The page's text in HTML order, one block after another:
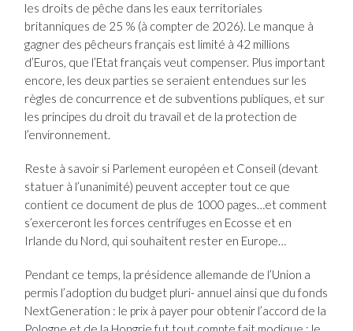
les droits de pêche dans les eaux territoriales
britanniques de 25 % (à compter de 2026). Le manque à
gagner des pêcheurs français est limité à 42 millions
d’Euros, que l’Etat français veut compenser. Plus important
encore, les deux parties se seraient entendues sur les
règles de concurrence et de subventions publiques, et sur
les principes du droit du travail et de la protection de
l’environnement.
Reste à savoir si Parlement européen et Conseil (devant
statuer à l’unanimité) peuvent accepter tout ce que
contient ce document de plus de 1000 pages…et comment
s’exerceront les forces centrifuges en Ecosse et en
Irlande du Nord, qui souhaitent rester en Europe…
Pendant ce temps, la présidence allemande de l’Union a
permis l’adoption du budget pluri- annuel ainsi que du fonds
NextGeneration : le prix à payer pour obtenir l’accord de la